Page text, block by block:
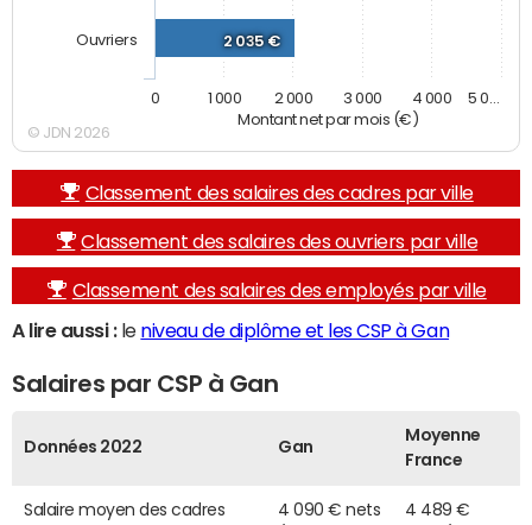
Montant net par mois (€)
2 035 €
Ouvriers
0 1 000 2 000 3 000 4 000 5 0…
© JDN 2026
Classement des salaires des cadres par ville
Classement des salaires des ouvriers par ville
Classement des salaires des employés par ville
A lire aussi :le niveau de diplôme et les CSP à Gan
Salaires par CSP à Gan
Données 2022 Gan
Moyenne
France
Salaire moyen des cadres
4 090 € nets
4 489 €